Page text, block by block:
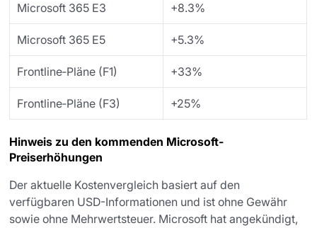
Microsoft 365 E3 +8.3%
Microsoft 365 E5 +5.3%
Frontline‑Pläne (F1) +33%
Frontline‑Pläne (F3) +25%
Hinweis zu den kommenden Microsoft-
Preiserhöhungen
Der aktuelle Kostenvergleich basiert auf den
verfügbaren USD-Informationen und ist ohne Gewähr
sowie ohne Mehrwertsteuer. Microsoft hat angekündigt,